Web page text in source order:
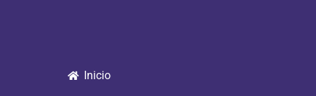
Inicio